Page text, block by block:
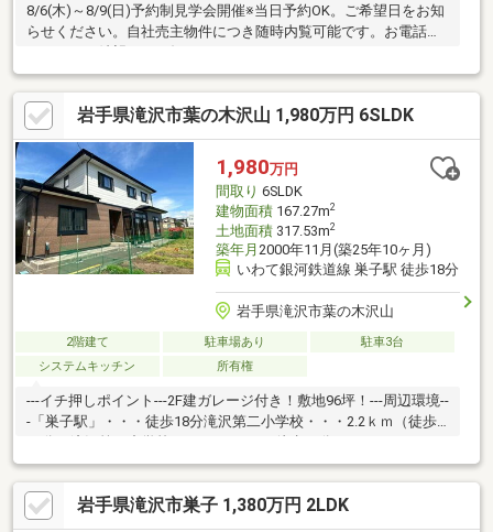
8/6(木)～8/9(日)予約制見学会開催※当日予約OK。ご希望日をお知
らせください。自社売主物件につき随時内覧可能です。お電話か
岩手県滝沢市葉の木沢山 1,980万円 6SLDK
1,980万円
間取り 6SLDK
建物面積167.27m2
土地面積317.53m2
築年月 2000年11月(築25年10ヶ月)
いわて銀河鉄道線 巣子駅 徒歩18分
岩手県滝沢市葉の木沢山
2階建て 駐車場あり
駐車3台
システムキッチン
所有権
---イチ押しポイント---2F建ガレージ付き！敷地96坪！---周辺環境--
-「巣子駅」・・・徒歩18分滝沢第二小学校・・・2.2ｋｍ（徒歩
岩手県滝沢市巣子 1,380万円 2LDK